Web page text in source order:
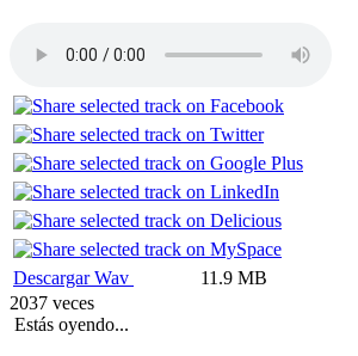
Descargar Wav
11.9 MB
2037 veces
Estás oyendo...